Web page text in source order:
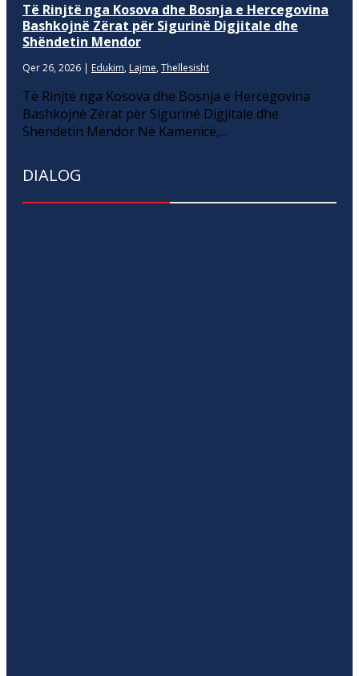
Të Rinjtë nga Kosova dhe Bosnja e Hercegovina
Bashkojnë Zërat për Sigurinë Digjitale dhe
Shëndetin Mendor
Qer 26, 2026 | Edukim, Lajme, Thellesisht
Të Rinjtë nga Kosova dhe Bosnja e Hercegovina
Bashkojnë Zërat për Sigurinë Digjitale dhe
Shëndetin Mendor Në Kamenicë,...
DIALOG